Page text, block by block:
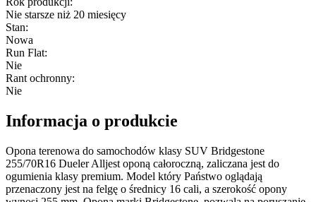
Nie starsze niż 20 miesięcy
Stan:
Nowa
Run Flat:
Nie
Rant ochronny:
Nie
Informacja o produkcie
Opona terenowa do samochodów klasy SUV Bridgestone
255/70R16 Dueler Alljest oponą całoroczną, zaliczana jest do
ogumienia klasy premium. Model który Państwo oglądają
przenaczony jest na felgę o średnicy 16 cali, a szerokość opony